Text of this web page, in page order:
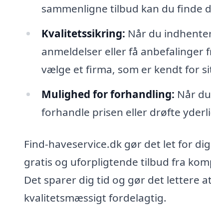
sammenligne tilbud kan du finde
Kvalitetssikring: Når du
anmeldelser eller få anbefalinger
vælge et firma, som er kendt for
Mulighed for forhandling: Når
forhandle prisen eller drøfte
Find-haveservice.dk gør det let for
gratis og uforpligtende tilbud fra
Det sparer dig tid og gør det lettere
kvalitetsmæssigt fordelagtig.